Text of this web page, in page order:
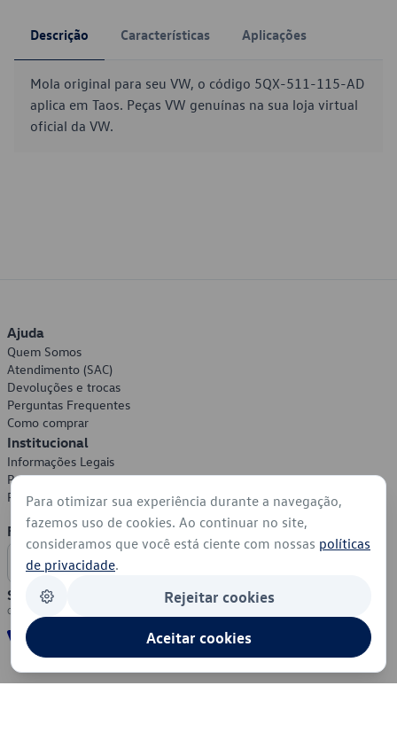
Descrição Características Aplicações
Mola original para seu VW, o código 5QX-511-115-AD
aplica em Taos. Peças VW genuínas na sua loja virtual
oficial da VW.
Ajuda
Quem Somos
Atendimento (SAC)
Devoluções e trocas
Perguntas Frequentes
Como comprar
Institucional
Informações Legais
Política de Privacidade
Política de Cookies
Formas de Pagamento
Segurança
Para otimizar sua experiência durante a navegação,
fazemos uso de cookies. Ao continuar no site,
consideramos que você está ciente com nossas políticas
de privacidade.
Rejeitar cookies
Aceitar cookies